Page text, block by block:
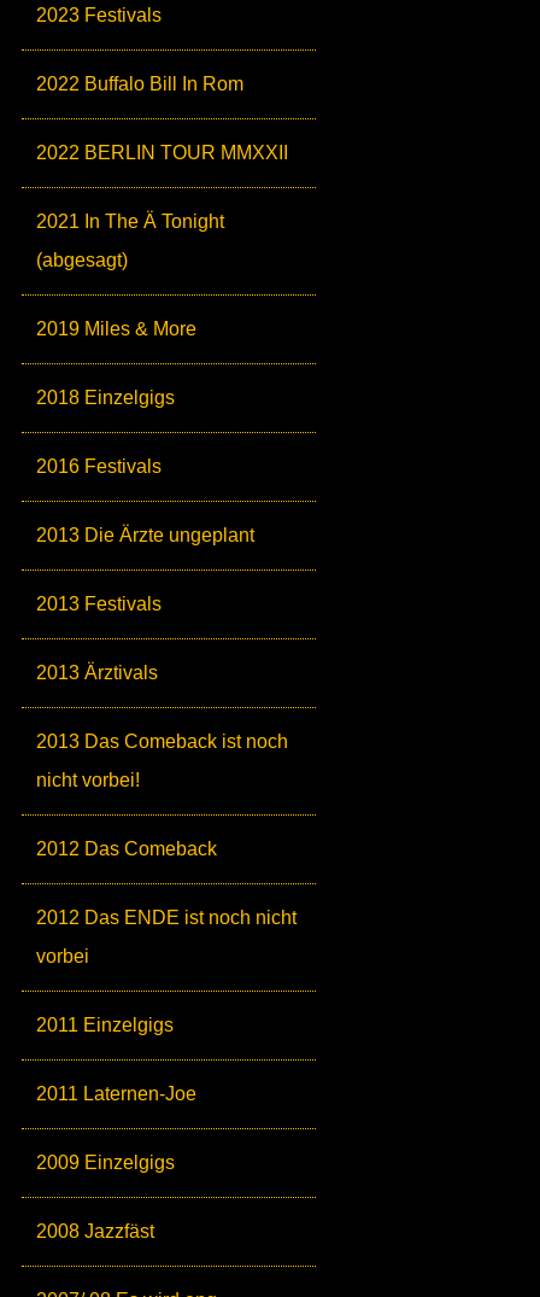
2023 Festivals
2022 Buffalo Bill In Rom
2022 BERLIN TOUR MMXXII
2021 In The Ä Tonight
(abgesagt)
2019 Miles & More
2018 Einzelgigs
2016 Festivals
2013 Die Ärzte ungeplant
2013 Festivals
2013 Ärztivals
2013 Das Comeback ist noch
nicht vorbei!
2012 Das Comeback
2012 Das ENDE ist noch nicht
vorbei
2011 Einzelgigs
2011 Laternen-Joe
2009 Einzelgigs
2008 Jazzfäst